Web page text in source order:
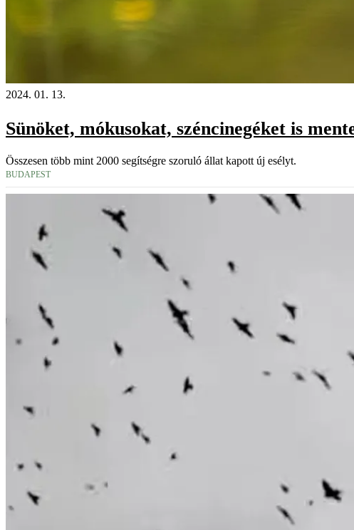
2024. 01. 13.
Sünöket, mókusokat, széncinegéket is
Összesen több mint 2000 segítségre szoruló állat kapott új esélyt.
BUDAPEST